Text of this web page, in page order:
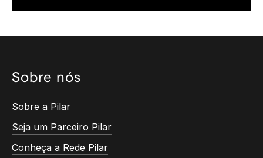
Sobre nós
Sobre a Pilar
Seja um Parceiro Pilar
Conheça a Rede Pilar